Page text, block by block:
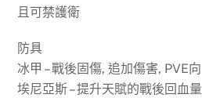
且可禁護衛
防具
冰甲 – 戰後固傷, 追加傷害, PVE向
埃尼亞斯 – 提升天賦的戰後回血量